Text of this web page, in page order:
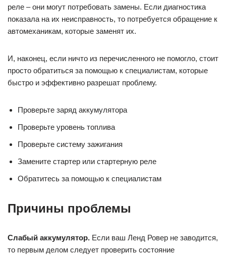
реле – они могут потребовать замены. Если диагностика
показала на их неисправность, то потребуется обращение к
автомеханикам, которые заменят их.
И, наконец, если ничто из перечисленного не помогло, стоит
просто обратиться за помощью к специалистам, которые
быстро и эффективно разрешат проблему.
Проверьте заряд аккумулятора
Проверьте уровень топлива
Проверьте систему зажигания
Замените стартер или стартерную реле
Обратитесь за помощью к специалистам
Причины проблемы
Слабый аккумулятор. Если ваш Ленд Ровер не заводится,
то первым делом следует проверить состояние